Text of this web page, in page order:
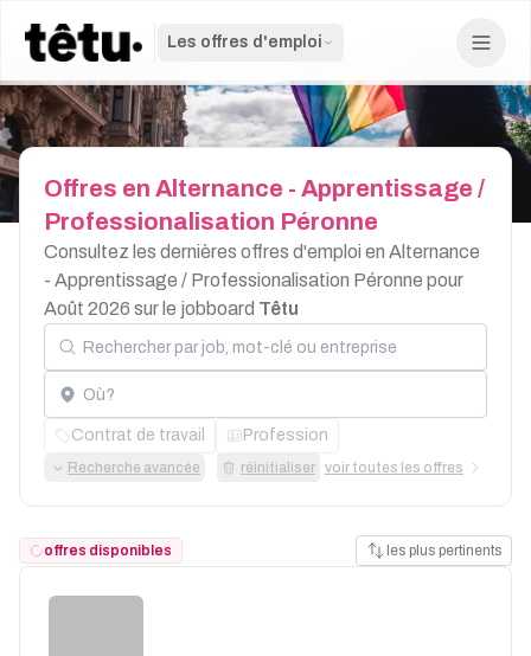
Les offres d'emploi
Offres en Alternance - Apprentissage /
Professionalisation Péronne
Consultez les dernières offres d'emploi en Alternance
- Apprentissage / Professionalisation Péronne pour
Août 2026 sur le jobboard Têtu
Rechercher par job, mot-clé ou entreprise
Localisation
Contrat de travail Profession
Recherche avancée réinitialiser voir toutes les offres
offres disponibles les plus pertinents